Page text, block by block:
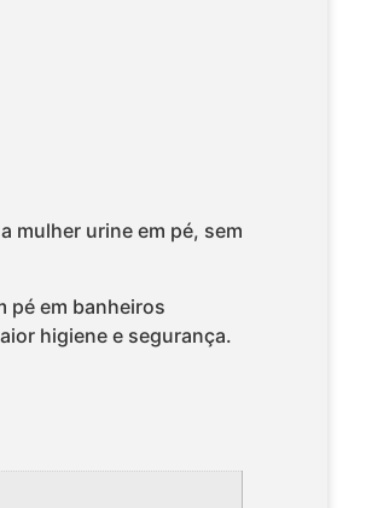
mulher urine em pé, sem
pé em banheiros
higiene e segurança.